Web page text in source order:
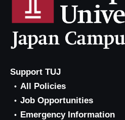
Support TUJ
All Policies
Job Opportunities
Emergency Information